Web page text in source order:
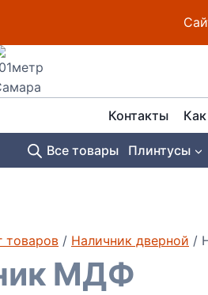
Контакты
Все товары Плинтусы
товаров / Наличник дверной /
МДФ